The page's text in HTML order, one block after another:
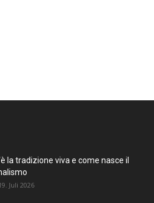
la tradizione viva e come nasce il
Juli 2026